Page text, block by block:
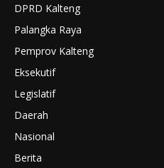
DPRD Kalteng
Palangka Raya
Pemprov Kalteng
Eksekutif
Legislatif
Daerah
Nasional
Berita